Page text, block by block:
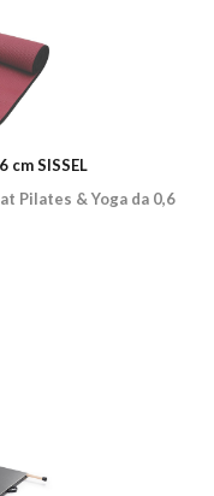
SISSEL
Pilates & Yoga da 0,6